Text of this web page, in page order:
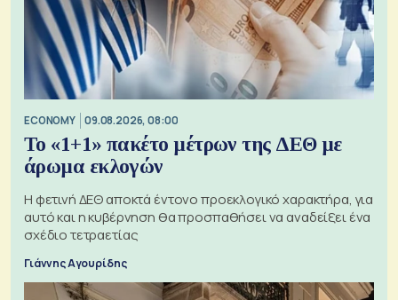
ECONOMY 09.08.2026, 08:00
Το «1+1» πακέτο μέτρων της ΔΕΘ με
άρωμα εκλογών
Η φετινή ΔΕΘ αποκτά έντονο προεκλογικό χαρακτήρα, για
αυτό και η κυβέρνηση θα προσπαθήσει να αναδείξει ένα
σχέδιο τετραετίας
Γιάννης Αγουρίδης